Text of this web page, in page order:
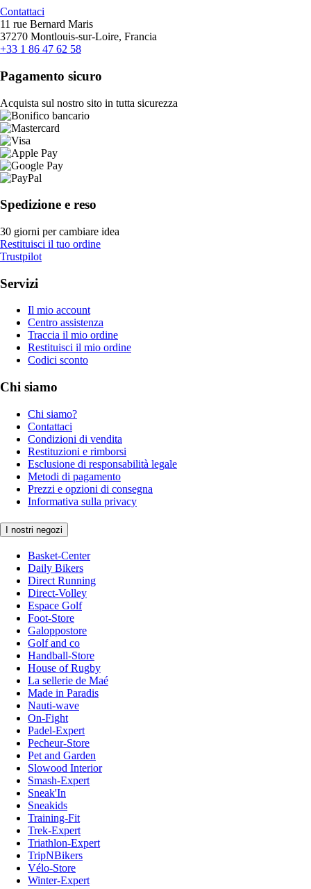
Contattaci
11 rue Bernard Maris
37270 Montlouis-sur-Loire, Francia
+33 1 86 47 62 58
Pagamento sicuro
Acquista sul nostro sito in tutta sicurezza
Spedizione e reso
30 giorni per cambiare idea
Restituisci il tuo ordine
Trustpilot
Servizi
Il mio account
Centro assistenza
Traccia il mio ordine
Restituisci il mio ordine
Codici sconto
Chi siamo
Chi siamo?
Contattaci
Condizioni di vendita
Restituzioni e rimborsi
Esclusione di responsabilità legale
Metodi di pagamento
Prezzi e opzioni di consegna
Informativa sulla privacy
I nostri negozi
Basket-Center
Daily Bikers
Direct Running
Direct-Volley
Espace Golf
Foot-Store
Galoppostore
Golf and co
Handball-Store
House of Rugby
La sellerie de Maé
Made in Paradis
Nauti-wave
On-Fight
Padel-Expert
Pecheur-Store
Pet and Garden
Slowood Interior
Smash-Expert
Sneak'In
Sneakids
Training-Fit
Trek-Expert
Triathlon-Expert
TripNBikers
Vélo-Store
Winter-Expert